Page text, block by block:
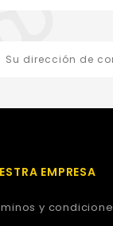
EMPRESA
y